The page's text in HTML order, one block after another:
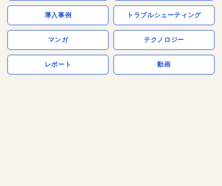
導入事例 トラブルシューティング
マンガ テクノロジー
レポート 動画